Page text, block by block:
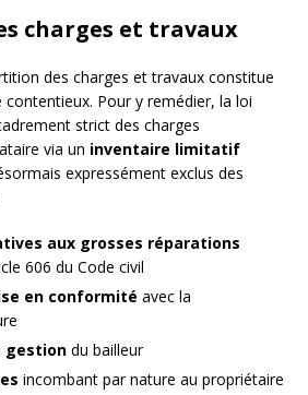
charges et travaux
des charges et travaux constitue
Pour y remédier, la loi
strict des charges
via un inventaire limitatif
expressément exclus des
aux grosses réparations
606 du Code civil
en conformité avec la
gestion du bailleur
incombant par nature au propriétaire